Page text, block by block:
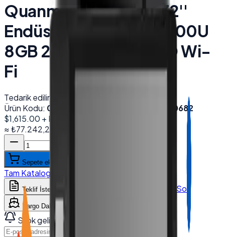
Quanmax QX-3200 32''
Endüstriyel Kiosk I5 4200U
8GB 256GB NVMe SSD Wi-
Fi
Tedarik edilir
Ürün Kodu: 003811
8685059810682
$1,615.00 + KDV
≈₺77.242,22
Sepete ekle
Tam Katalog
Teklif İste WhatsApp'tan Sor
Kargo Dahil Fiyat Hesapla
Stok gelince haber ver